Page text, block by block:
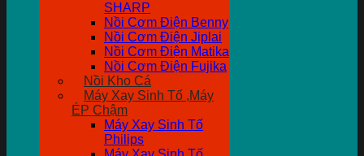
SHARP
Nồi Cơm Điện Benny
Nồi Cơm Điện Jiplai
Nồi Cơm Điện Matika
Nồi Cơm Điện Fujika
Nồi Kho Cá
Máy Xay Sinh Tố ,Máy
ÉP Chậm
Máy Xay Sinh Tố
Philips